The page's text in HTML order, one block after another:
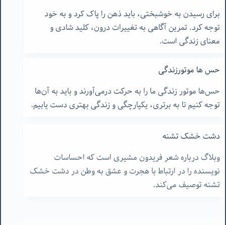
برای رسیدن به خوشبختی، باید ذهن را پاک کرد و به خود
توجه کرد. تمرین آگاهی به تغییرات درون، کلید شادی و
معنای زندگی است.
حس ها موتورزندگی
حس‌ها موتور زندگی ما را به حرکت درمی‌آورند و باید به آن‌ها
توجه کنیم تا به برتری، یکپارچگی و زندگی بهتری دست یابیم.
دشت خشک تشنه
وبلاگ درباره شعر فریدون مشیری است که احساسات
نویسنده را در ارتباط با هجرت و عشق به وطن در دشت خشک
تشنه توصیف می‌کند.